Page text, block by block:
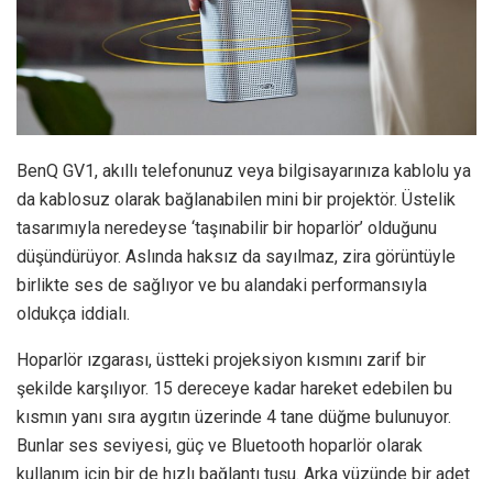
BenQ GV1, akıllı telefonunuz veya bilgisayarınıza kablolu ya
da kablosuz olarak bağlanabilen mini bir projektör. Üstelik
tasarımıyla neredeyse ‘taşınabilir bir hoparlör’ olduğunu
düşündürüyor. Aslında haksız da sayılmaz, zira görüntüyle
birlikte ses de sağlıyor ve bu alandaki performansıyla
oldukça iddialı.
Hoparlör ızgarası, üstteki projeksiyon kısmını zarif bir
şekilde karşılıyor. 15 dereceye kadar hareket edebilen bu
kısmın yanı sıra aygıtın üzerinde 4 tane düğme bulunuyor.
Bunlar ses seviyesi, güç ve Bluetooth hoparlör olarak
kullanım için bir de hızlı bağlantı tuşu. Arka yüzünde bir adet